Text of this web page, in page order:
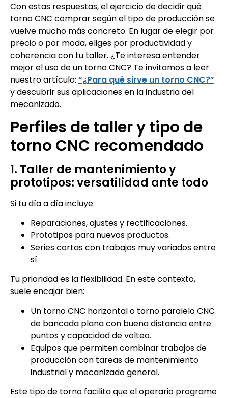
Con estas respuestas, el ejercicio de decidir qué
torno CNC comprar según el tipo de producción se
vuelve mucho más concreto. En lugar de elegir por
precio o por moda, eliges por productividad y
coherencia con tu taller. ¿Te interesa entender
mejor el uso de un torno CNC? Te invitamos a leer
nuestro artículo: “¿Para qué sirve un torno CNC?”
y descubrir sus aplicaciones en la industria del
mecanizado.
Perfiles de taller y tipo de
torno CNC recomendado
1. Taller de mantenimiento y
prototipos: versatilidad ante todo
Si tu día a día incluye:
Reparaciones, ajustes y rectificaciones.
Prototipos para nuevos productos.
Series cortas con trabajos muy variados entre
sí.
Tu prioridad es la flexibilidad. En este contexto,
suele encajar bien:
Un torno CNC horizontal o torno paralelo CNC
de bancada plana con buena distancia entre
puntos y capacidad de volteo.
Equipos que permiten combinar trabajos de
producción con tareas de mantenimiento
industrial y mecanizado general.
Este tipo de torno facilita que el operario programe